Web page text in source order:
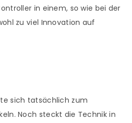
in einem, so wie bei der
zu viel Innovation auf
sich tatsächlich zum
Noch steckt die Technik in